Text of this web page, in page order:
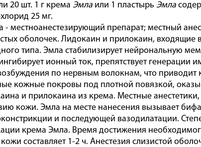
20 шт. 1 г крема Эмла или 1 пластырь Эмла
25 мг.
- местноанестезирующий препарат; местный
оболочек. Лидокаин и прилокаин, входящие
типа. Эмла стабилизирует нейрональную
ионный ток, препятствует генерации
по нервным волокнам, что приводит
кожные покровы под плотной повязкой,
и прилокаина из крема. Местные
кожи. Эмла на месте нанесения вызывает
и последующей вазодилатации.
крема Эмла. Время достижения
составляет 1-2 ч. Анестезия слизистой